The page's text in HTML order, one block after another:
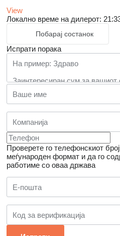
View
Локално време на дилерот:
Побарај состанок
Испрати порака
Проверете го телефонскиот
меѓународен формат и да го
работиме со оваа држава